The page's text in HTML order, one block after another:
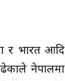
र भारत आदि
नेपालमा